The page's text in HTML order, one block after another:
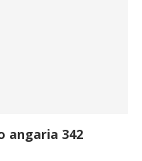
angaria 342